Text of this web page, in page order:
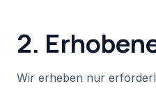
2.
Wir erheben nur